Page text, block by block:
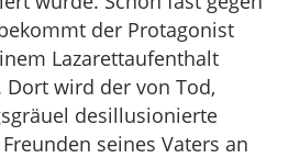
der Protagonist
Lazarettaufenthalt
wird der von Tod,
desillusionierte
seines Vaters an